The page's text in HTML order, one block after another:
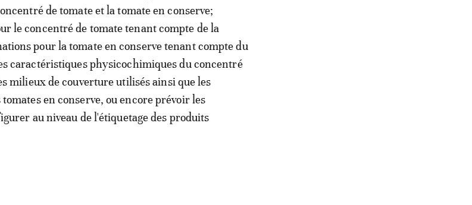
de tomate et la tomate en conserve;
le concentré de tomate tenant compte de la
pour la tomate en conserve tenant compte du
caractéristiques physicochimiques du concentré
milieux de couverture utilisés ainsi que les
en conserve, ou encore prévoir les
au niveau de l'étiquetage des produits